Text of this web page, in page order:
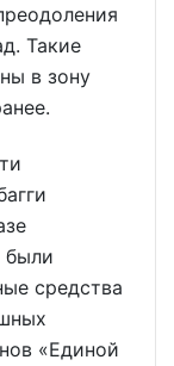
Такие
в зону
были
средства
«Единой